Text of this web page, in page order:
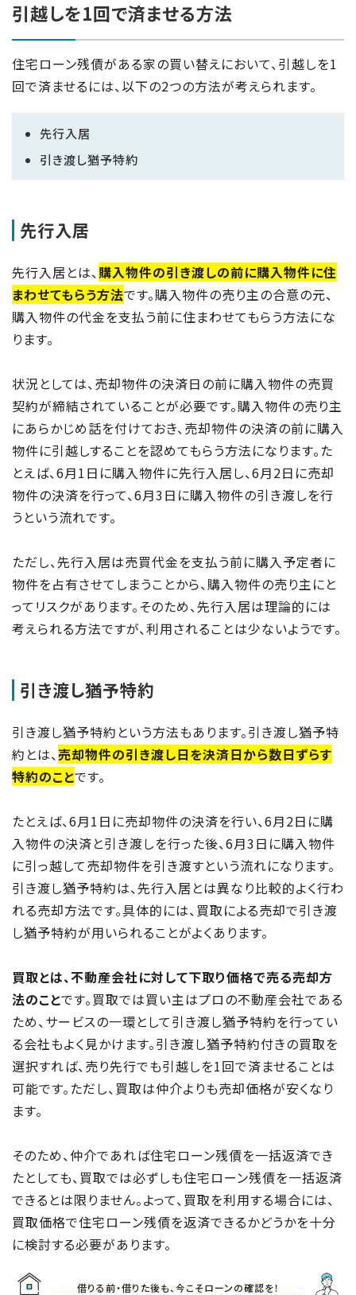
引越しを1回で済ませる方法
住宅ローン残債がある家の買い替えにおいて、引越しを1
回で済ませるには、以下の2つの方法が考えられます。
先行入居
引き渡し猶予特約
先行入居
先行入居とは、購入物件の引き渡しの前に購入物件に住
まわせてもらう方法です。購入物件の売り主の合意の元、
購入物件の代金を支払う前に住まわせてもらう方法にな
ります。
状況としては、売却物件の決済日の前に購入物件の売買
契約が締結されていることが必要です。購入物件の売り主
にあらかじめ話を付けておき、売却物件の決済の前に購入
物件に引越しすることを認めてもらう方法になります。た
とえば、6月1日に購入物件に先行入居し、6月2日に売却
物件の決済を行って、6月3日に購入物件の引き渡しを行
うという流れです。
ただし、先行入居は売買代金を支払う前に購入予定者に
物件を占有させてしまうことから、購入物件の売り主にと
ってリスクがあります。そのため、先行入居は理論的には
考えられる方法ですが、利用されることは少ないようです。
引き渡し猶予特約
引き渡し猶予特約という方法もあります。引き渡し猶予特
約とは、売却物件の引き渡し日を決済日から数日ずらす
特約のことです。
たとえば、6月1日に売却物件の決済を行い、6月2日に購
入物件の決済と引き渡しを行った後、6月3日に購入物件
に引っ越して売却物件を引き渡すという流れになります。
引き渡し猶予特約は、先行入居とは異なり比較的よく行わ
れる売却方法です。具体的には、買取による売却で引き渡
し猶予特約が用いられることがよくあります。
買取とは、不動産会社に対して下取り価格で売る売却方
法のことです。買取では買い主はプロの不動産会社である
ため、サービスの一環として引き渡し猶予特約を行ってい
る会社もよく見かけます。引き渡し猶予特約付きの買取を
選択すれば、売り先行でも引越しを1回で済ませることは
可能です。ただし、買取は仲介よりも売却価格が安くなり
ます。
そのため、仲介であれば住宅ローン残債を一括返済でき
たとしても、買取では必ずしも住宅ローン残債を一括返済
できるとは限りません。よって、買取を利用する場合には、
買取価格で住宅ローン残債を返済できるかどうかを十分
に検討する必要があります。
借りる前・借りた後も、今こそローンの確認を！